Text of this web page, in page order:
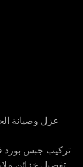
تركيب جبس بورد في راس
تفصيل خزائن ملابس في